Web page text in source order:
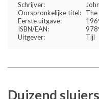
Schrijver:
Oorspronkelijke titel:
Eerste uitgave:
ISBN/EAN:
Uitgever:
Tijl
Duizend sluiers